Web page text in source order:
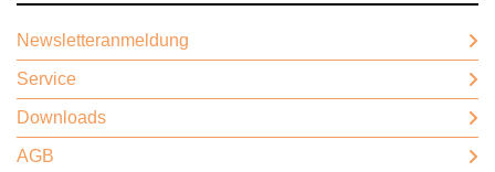
Newsletteranmeldung
Service
Downloads
AGB